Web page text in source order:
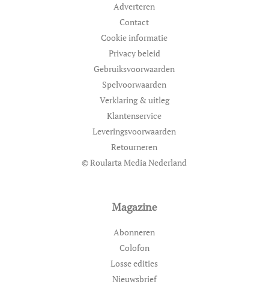
Adverteren
Contact
Cookie informatie
Privacy beleid
Gebruiksvoorwaarden
Spelvoorwaarden
Verklaring & uitleg
Klantenservice
Leveringsvoorwaarden
Retourneren
© Roularta Media Nederland
Magazine
Abonneren
Colofon
Losse edities
Nieuwsbrief